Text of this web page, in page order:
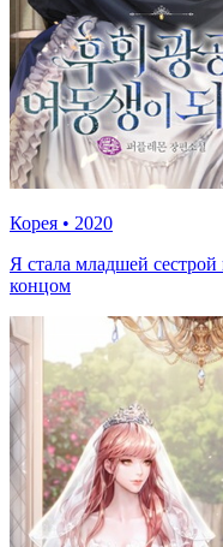
Корея • 2020
Я стала младшей
концом